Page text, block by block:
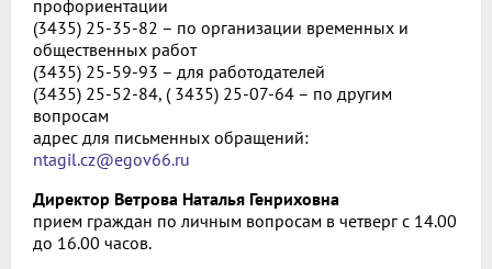
профориентации
(3435) 25-35-82 – по организации временных и
общественных работ
(3435) 25-59-93 – для работодателей
(3435) 25-52-84, ( 3435) 25-07-64 – по другим
вопросам
адрес для письменных обращений:
ntagil.cz@egov66.ru
Директор Ветрова Наталья Генриховна
прием граждан по личным вопросам в четверг с 14.00
до 16.00 часов.